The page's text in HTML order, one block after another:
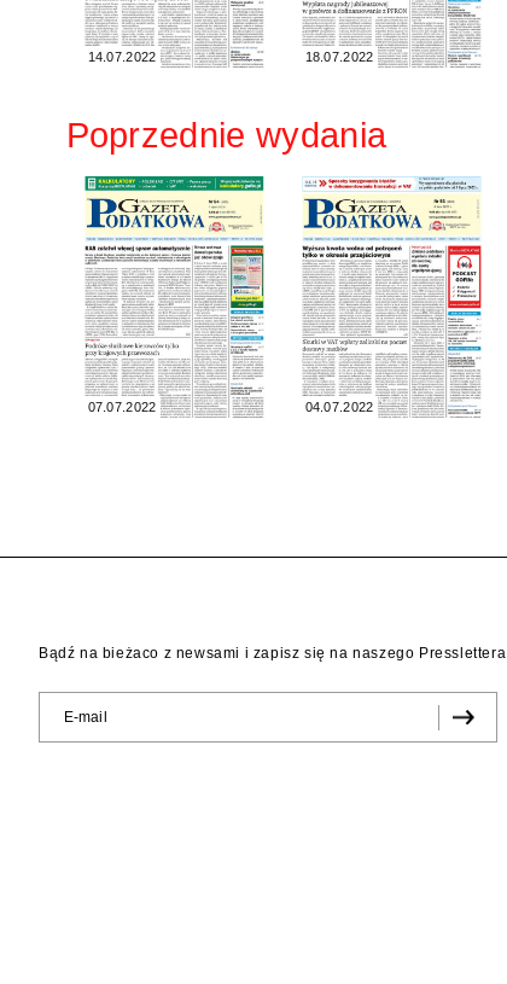
14.07.2022 18.07.2022
Poprzednie wydania
07.07.2022 04.07.2022
Bądź na bieżaco z newsami i zapisz się na naszego Presslettera